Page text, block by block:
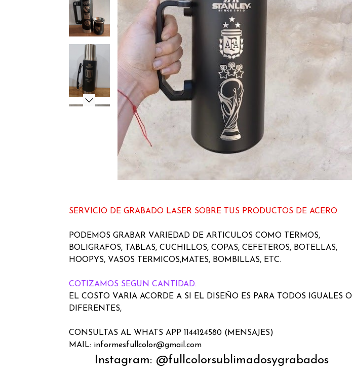
SERVICIO DE GRABADO LASER SOBRE TUS PRODUCTOS DE ACERO.
PODEMOS GRABAR VARIEDAD DE ARTICULOS COMO TERMOS,
BOLIGRAFOS, TABLAS, CUCHILLOS, COPAS, CEFETEROS, BOTELLAS,
HOOPYS, VASOS TERMICOS,MATES, BOMBILLAS, ETC.
COTIZAMOS SEGUN CANTIDAD.
EL COSTO VARIA ACORDE A SI EL DISEÑO ES PARA TODOS IGUALES O
DIFERENTES,
CONSULTAS AL WHATS APP 1144124580 (MENSAJES)
MAIL: informesfullcolor@gmail.com
Instagram: @fullcolorsublimadosygrabados